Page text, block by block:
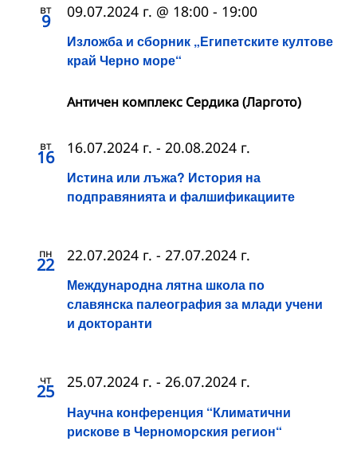
вт
9
Изложба и сборник „Египетските култове
край Черно море“
09.07.2024 г. @ 18:00 - 19:00
Античен комплекс Сердика (Ларгото)
вт
16
Истина или лъжа? История на
подправянията и фалшификациите
16.07.2024 г. - 20.08.2024 г.
пн
22
Международна лятна школа по
славянска палеография за млади учени
и докторанти
22.07.2024 г. - 27.07.2024 г.
чт
25
Научна конференция “Климатични
рискове в Черноморския регион“
25.07.2024 г. - 26.07.2024 г.